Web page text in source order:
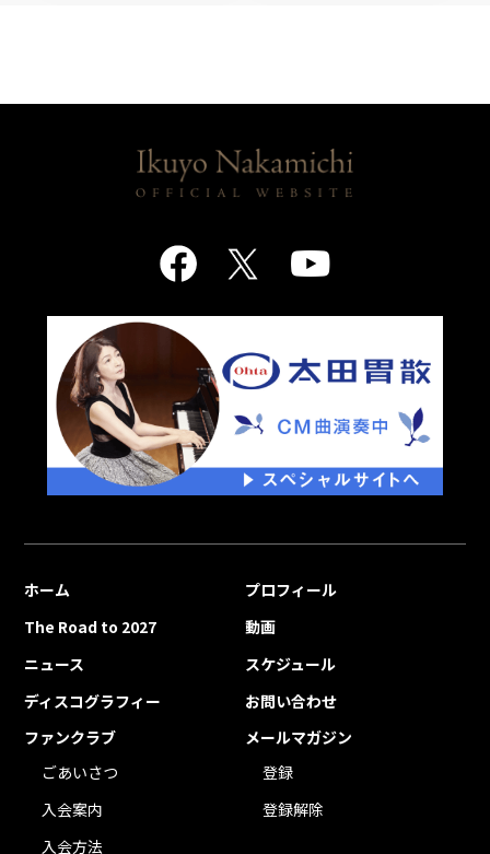
ホーム
プロフィール
The Road to 2027
動画
ニュース
スケジュール
ディスコグラフィー
お問い合わせ
ファンクラブ
ごあいさつ
入会案内
入会方法
メールマガジン
登録
登録解除